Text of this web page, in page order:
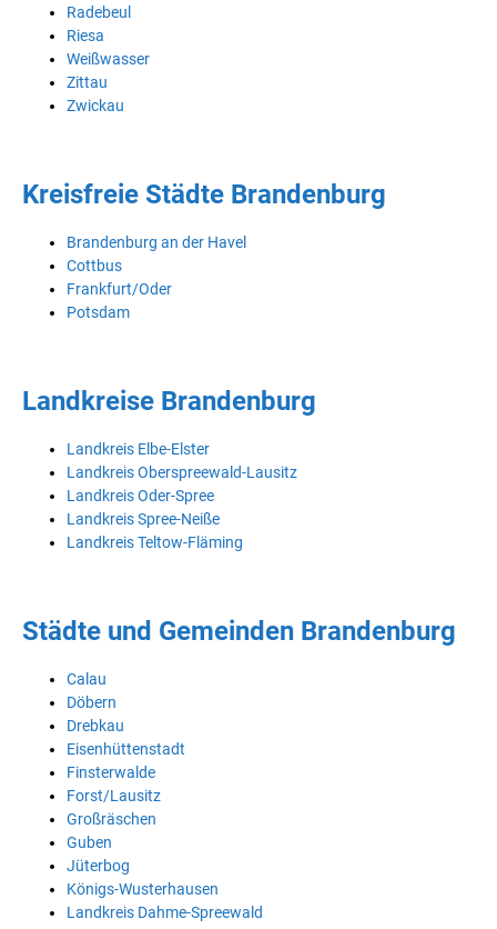
Radebeul
Riesa
Weißwasser
Zittau
Zwickau
Kreisfreie Städte Brandenburg
Brandenburg an der Havel
Cottbus
Frankfurt/Oder
Potsdam
Landkreise Brandenburg
Landkreis Elbe-Elster
Landkreis Oberspreewald-Lausitz
Landkreis Oder-Spree
Landkreis Spree-Neiße
Landkreis Teltow-Fläming
Städte und Gemeinden Brandenburg
Calau
Döbern
Drebkau
Eisenhüttenstadt
Finsterwalde
Forst/Lausitz
Großräschen
Guben
Jüterbog
Königs-Wusterhausen
Landkreis Dahme-Spreewald